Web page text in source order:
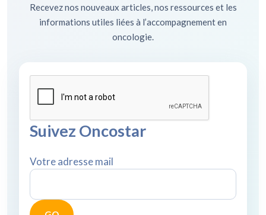
Recevez nos nouveaux articles, nos ressources et les
informations utiles liées à l’accompagnement en
oncologie.
Suivez Oncostar
Votre adresse mail